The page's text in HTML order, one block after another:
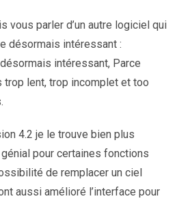
vous parler d’un autre logiciel qui
désormais intéressant :
intéressant, Parce
trop lent, trop incomplet et too
4.2 je le trouve bien plus
pour certaines fonctions
de remplacer un ciel
aussi amélioré l’interface pour